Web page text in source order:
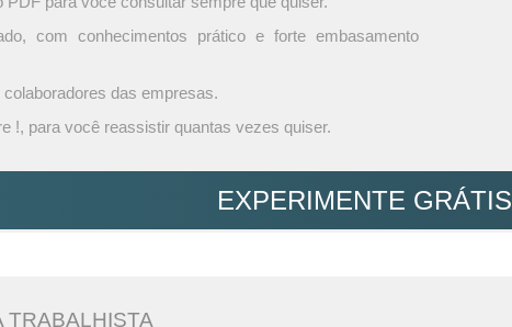
com conhecimentos prático e forte embasamento
das empresas.
!, para você reassistir quantas vezes quiser.
EXPERIMENTE GRÁTIS
TRABALHISTA